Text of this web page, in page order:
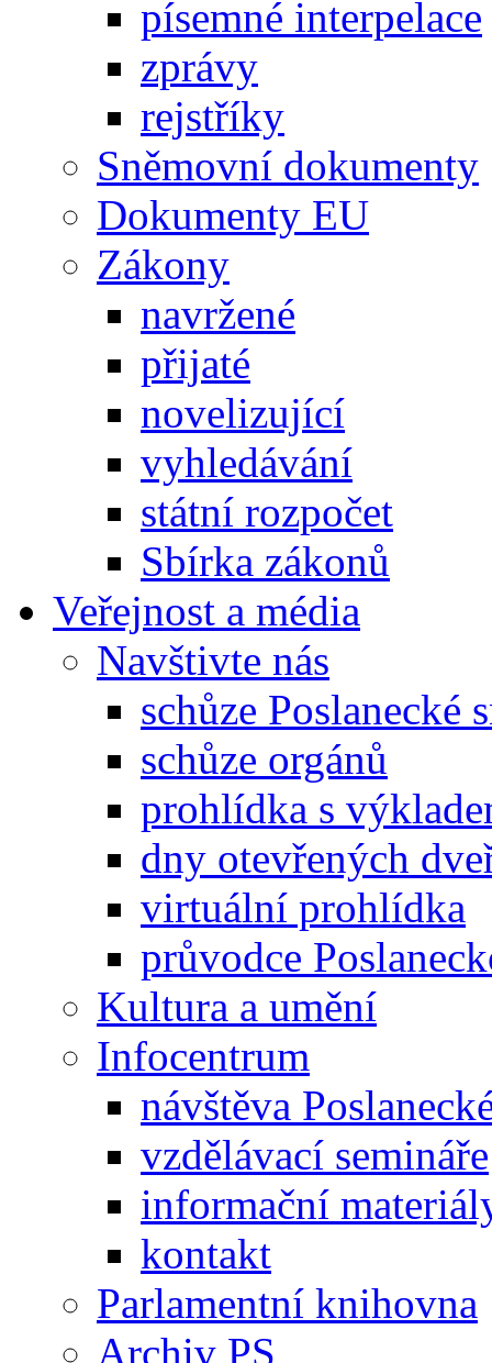
písemné interpelace
zprávy
rejstříky
Sněmovní dokumenty
Dokumenty EU
Zákony
navržené
přijaté
novelizující
vyhledávání
státní rozpočet
Sbírka zákonů
Veřejnost a média
Navštivte nás
schůze Poslanecké
schůze orgánů
prohlídka s
dny otevřených
virtuální prohlídka
průvodce
Kultura a umění
Infocentrum
návštěva
vzdělávací semináře
informační
kontakt
Parlamentní knihovna
Archiv PS